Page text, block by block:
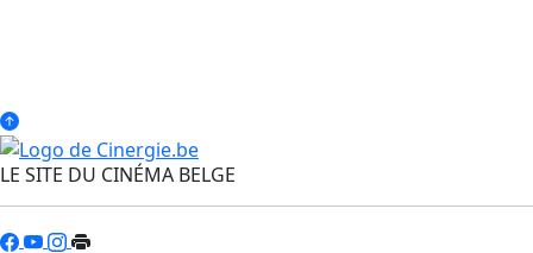
LE SITE DU CINÉMA BELGE